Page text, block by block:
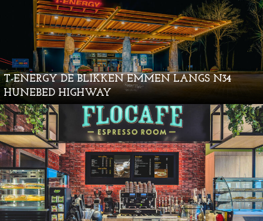
T-ENERGY DE BLIKKEN EMMEN LANGS N34
HUNEBED HIGHWAY